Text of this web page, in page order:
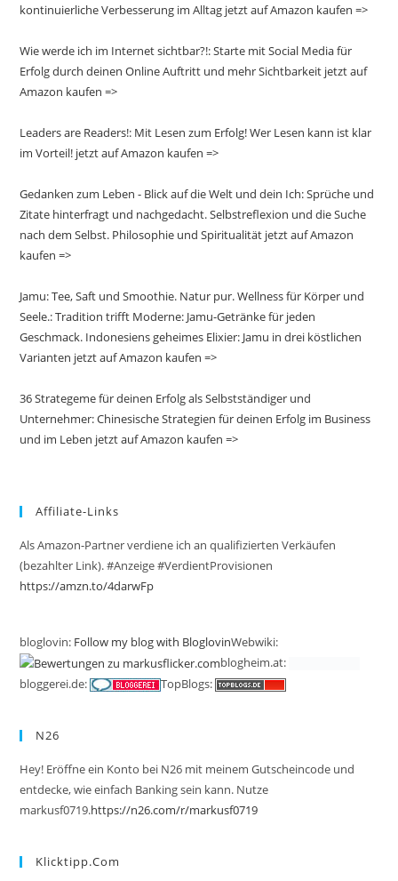
kontinuierliche Verbesserung im Alltag jetzt auf Amazon kaufen =>
Wie werde ich im Internet sichtbar?!: Starte mit Social Media für
Erfolg durch deinen Online Auftritt und mehr Sichtbarkeit jetzt auf
Amazon kaufen =>
Leaders are Readers!: Mit Lesen zum Erfolg! Wer Lesen kann ist klar
im Vorteil! jetzt auf Amazon kaufen =>
Gedanken zum Leben - Blick auf die Welt und dein Ich: Sprüche und
Zitate hinterfragt und nachgedacht. Selbstreflexion und die Suche
nach dem Selbst. Philosophie und Spiritualität jetzt auf Amazon
kaufen =>
Jamu: Tee, Saft und Smoothie. Natur pur. Wellness für Körper und
Seele.: Tradition trifft Moderne: Jamu-Getränke für jeden
Geschmack. Indonesiens geheimes Elixier: Jamu in drei köstlichen
Varianten jetzt auf Amazon kaufen =>
36 Strategeme für deinen Erfolg als Selbstständiger und
Unternehmer: Chinesische Strategien für deinen Erfolg im Business
und im Leben jetzt auf Amazon kaufen =>
Affiliate-Links
Als Amazon-Partner verdiene ich an qualifizierten Verkäufen
(bezahlter Link). #Anzeige #VerdientProvisionen
https://amzn.to/4darwFp
bloglovin: Follow my blog with BloglovinWebwiki:
blogheim.at:
bloggerei.de:
TopBlogs:
N26
Hey! Eröffne ein Konto bei N26 mit meinem Gutscheincode und
entdecke, wie einfach Banking sein kann. Nutze
markusf0719.https://n26.com/r/markusf0719
Klicktipp.com